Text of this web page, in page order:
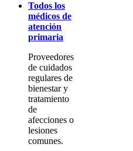
Todos los
médicos de
atención
primaria
Proveedores
de cuidados
regulares de
bienestar y
tratamiento
de
afecciones o
lesiones
comunes.